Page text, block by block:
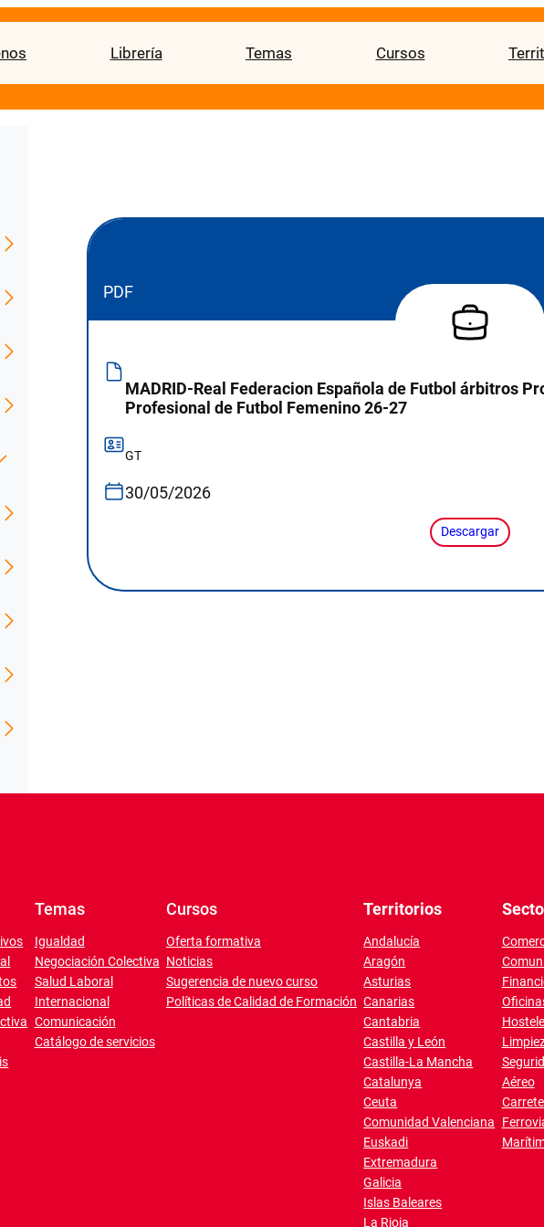
Librería Temas Cursos
PDF
MADRID-Real Federacion Española de Futbol árbitros
Profesional de Futbol Femenino 26-27
GT
30/05/2026
Descargar
Temas
Igualdad
Negociación Colectiva
Salud Laboral
Internacional
Comunicación
Catálogo de servicios
Cursos
Oferta formativa
Noticias
Sugerencia de nuevo curso
Políticas de Calidad de Formación
Territorios
Andalucía
Aragón
Asturias
Canarias
Cantabria
Castilla y León
Castilla-La Mancha
Catalunya
Ceuta
Comunidad Valenciana
Euskadi
Extremadura
Galicia
Islas Baleares
La Rioja
Aéreo